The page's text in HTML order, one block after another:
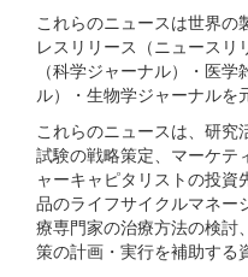
これらのニュースは世界の
レスリリース（ニュース
（科学ジャーナル）・医
ル）・生物学ジャーナルを
これらのニュースは、研究
試験の戦略策定、マーケテ
ャーキャピタリストの投
品のライフサイクルマネー
療専門家の治療方法の検討
策の計画・実行を補助する